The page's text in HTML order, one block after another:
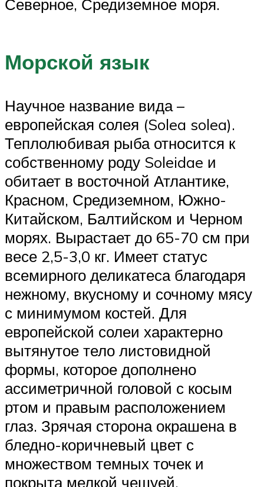
Северное, Средиземное моря.
Морской язык
Научное название вида –
европейская солея (Solea solea).
Теплолюбивая рыба относится к
собственному роду Soleidae и
обитает в восточной Атлантике,
Красном, Средиземном, Южно-
Китайском, Балтийском и Черном
морях. Вырастает до 65-70 см при
весе 2,5-3,0 кг. Имеет статус
всемирного деликатеса благодаря
нежному, вкусному и сочному мясу
с минимумом костей. Для
европейской солеи характерно
вытянутое тело листовидной
формы, которое дополнено
ассиметричной головой с косым
ртом и правым расположением
глаз. Зрячая сторона окрашена в
бледно-коричневый цвет с
множеством темных точек и
покрыта мелкой чешуей.